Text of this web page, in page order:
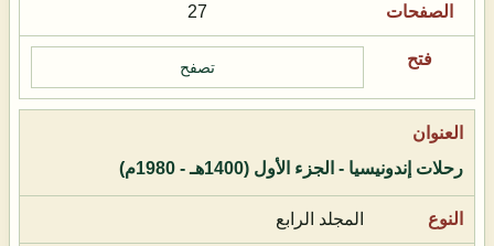
27
تصفح
رحلات إندونيسيا - الجزء الأول (1400هـ - 1980م)
المجلد الرابع